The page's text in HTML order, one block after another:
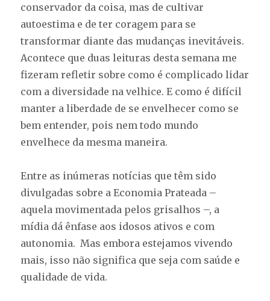
conservador da coisa, mas de cultivar
autoestima e de ter coragem para se
transformar diante das mudanças inevitáveis.
Acontece que duas leituras desta semana me
fizeram refletir sobre como é complicado lidar
com a diversidade na velhice. E como é difícil
manter a liberdade de se envelhecer como se
bem entender, pois nem todo mundo
envelhece da mesma maneira.
Entre as inúmeras notícias que têm sido
divulgadas sobre a Economia Prateada –
aquela movimentada pelos grisalhos –, a
mídia dá ênfase aos idosos ativos e com
autonomia. Mas embora estejamos vivendo
mais, isso não significa que seja com saúde e
qualidade de vida.